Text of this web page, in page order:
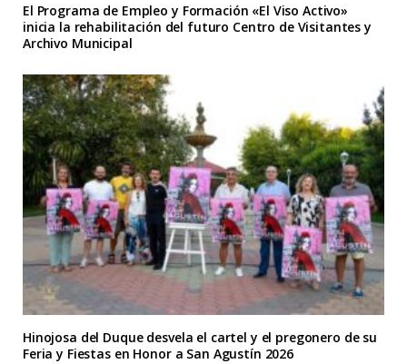
El Programa de Empleo y Formación «El Viso Activo»
inicia la rehabilitación del futuro Centro de Visitantes y
Archivo Municipal
Hinojosa del Duque desvela el cartel y el pregonero de su
Feria y Fiestas en Honor a San Agustín 2026